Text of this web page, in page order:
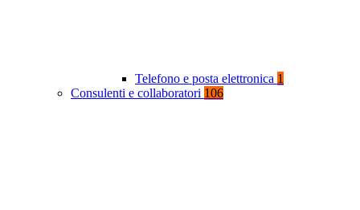
Telefono e posta elettronica 1
Consulenti e collaboratori 106